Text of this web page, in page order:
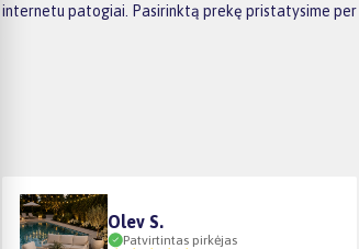
internetu patogiai. Pasirinktą prekę pristatysime per
Olev S.
Patvirtintas pirkėjas